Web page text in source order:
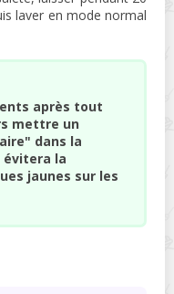
laver en mode normal
après tout
mettre un
dans la
évitera la
jaunes sur les